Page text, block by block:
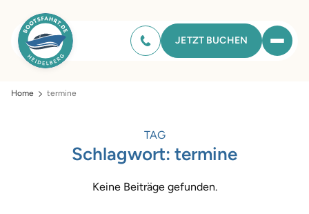
JETZT BUCHEN
Home termine
TAG
Schlagwort: termine
Keine Beiträge gefunden.